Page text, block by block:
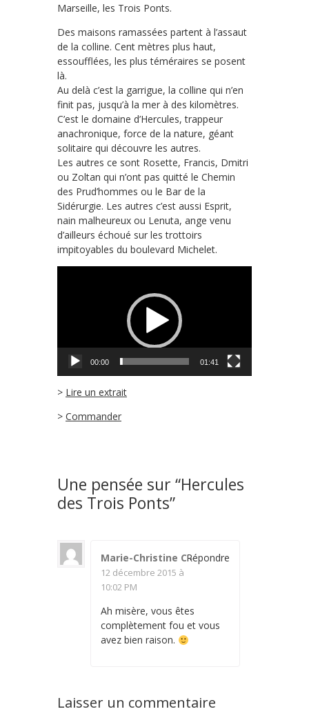
Marseille, les Trois Ponts.
Des maisons ramassées partent à l’assaut
de la colline. Cent mètres plus haut,
essoufflées, les plus téméraires se posent
là.
Au delà c’est la garrigue, la colline qui n’en
finit pas, jusqu’à la mer à des kilomètres.
C’est le domaine d’Hercules, trappeur
anachronique, force de la nature, géant
solitaire qui découvre les autres.
Les autres ce sont Rosette, Francis, Dmitri
ou Zoltan qui n’ont pas quitté le Chemin
des Prud’hommes ou le Bar de la
Sidérurgie. Les autres c’est aussi Esprit,
nain malheureux ou Lenuta, ange venu
d’ailleurs échoué sur les trottoirs
impitoyables du boulevard Michelet.
00:00 01:41
> Lire un extrait
> Commander
Une pensée sur “Hercules
des Trois Ponts”
Marie-Christine C-
12 décembre 2015 à
10:02 PM
Ah misère, vous êtes
complètement fou et vous
avez bien raison.
Répondre
Laisser un commentaire